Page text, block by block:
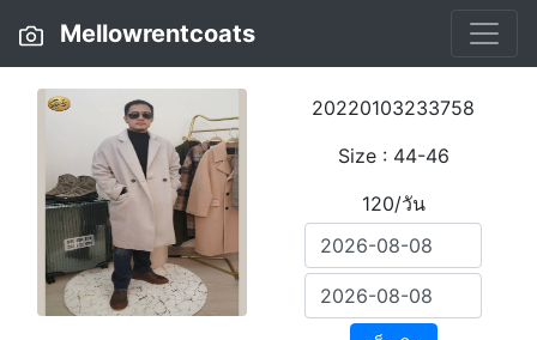
Mellowrentcoats
20220103233758
Size : 44-46
120/วัน